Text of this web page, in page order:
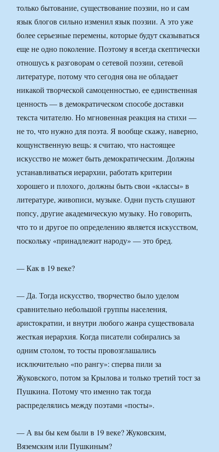
только бытование, существование поэзии, но и сам
язык блогов сильно изменил язык поэзии. А это уже
более серьезные перемены, которые будут сказываться
еще не одно поколение. Поэтому я всегда скептически
отношусь к разговорам о сетевой поэзии, сетевой
литературе, потому что сегодня она не обладает
никакой творческой самоценностью, ее единственная
ценность — в демократическом способе доставки
текста читателю. Но мгновенная реакция на стихи —
не то, что нужно для поэта. Я вообще скажу, наверно,
кощунственную вещь: я считаю, что настоящее
искусство не может быть демократическим. Должны
устанавливаться иерархии, работать критерии
хорошего и плохого, должны быть свои «классы» в
литературе, живописи, музыке. Одни пусть слушают
попсу, другие академическую музыку. Но говорить,
что то и другое по определению является искусством,
поскольку «принадлежит народу» — это бред.
— Как в 19 веке?
— Да. Тогда искусство, творчество было уделом
сравнительно небольшой группы населения,
аристократии, и внутри любого жанра существовала
жесткая иерархия. Когда писатели собирались за
одним столом, то тосты провозглашались
исключительно «по рангу»: сперва пили за
Жуковского, потом за Крылова и только третий тост за
Пушкина. Потому что именно так тогда
распределялись между поэтами «посты».
— А вы бы кем были в 19 веке? Жуковским,
Вяземским или Пушкиным?